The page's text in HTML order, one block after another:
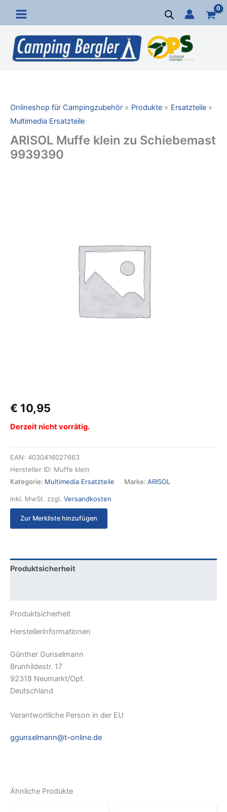
Inhalt
springen
Onlineshop für Campingzubehör Produkte
Ersatzteile
Multimedia Ersatzteile
ARISOL Muffe klein zu Schiebemast
9939390
€ 10,95
Derzeit nicht vorrätig.
EAN: 4030416027663
Hersteller ID: Muffe klein
Kategorie: Multimedia Ersatzteile Marke: ARISOL
inkl. MwSt. zzgl. Versandkosten
Zur Merkliste hinzufügen
Produktsicherheit
Produktsicherheit
Herstellerinformationen
Günther Gunselmann
Brunhildestr. 17
92318 Neumarkt/Opf.
Deutschland
Verantwortliche Person in der EU
ggunselmann@t-online.de
Ähnliche Produkte